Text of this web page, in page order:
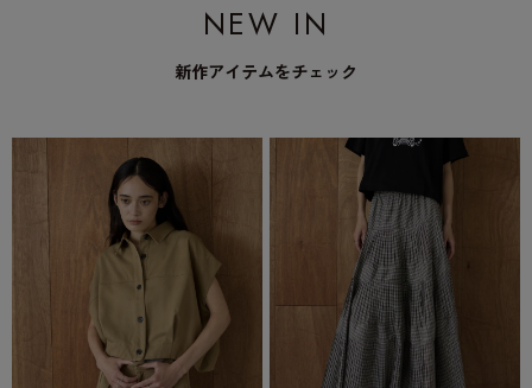
NEW IN
新作アイテムをチェック